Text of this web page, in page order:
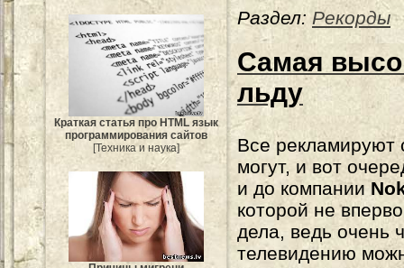
Краткая статья про HTML язык
программирования сайтов
[Техника и наука]
Раздел: Рекорды
Самая
льду
Все рекламируют
могут, и вот
и до компании
которой не
дела, ведь очень
телевидению